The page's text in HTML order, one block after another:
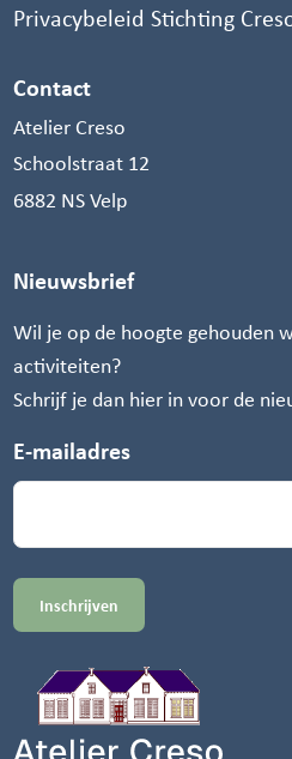
Privacybeleid Stichting
Contact
Atelier Creso
Schoolstraat 12
6882 NS Velp
Nieuwsbrief
Wil je op de hoogte gehouden
activiteiten?
Schrijf je dan hier in voor de
E-mailadres